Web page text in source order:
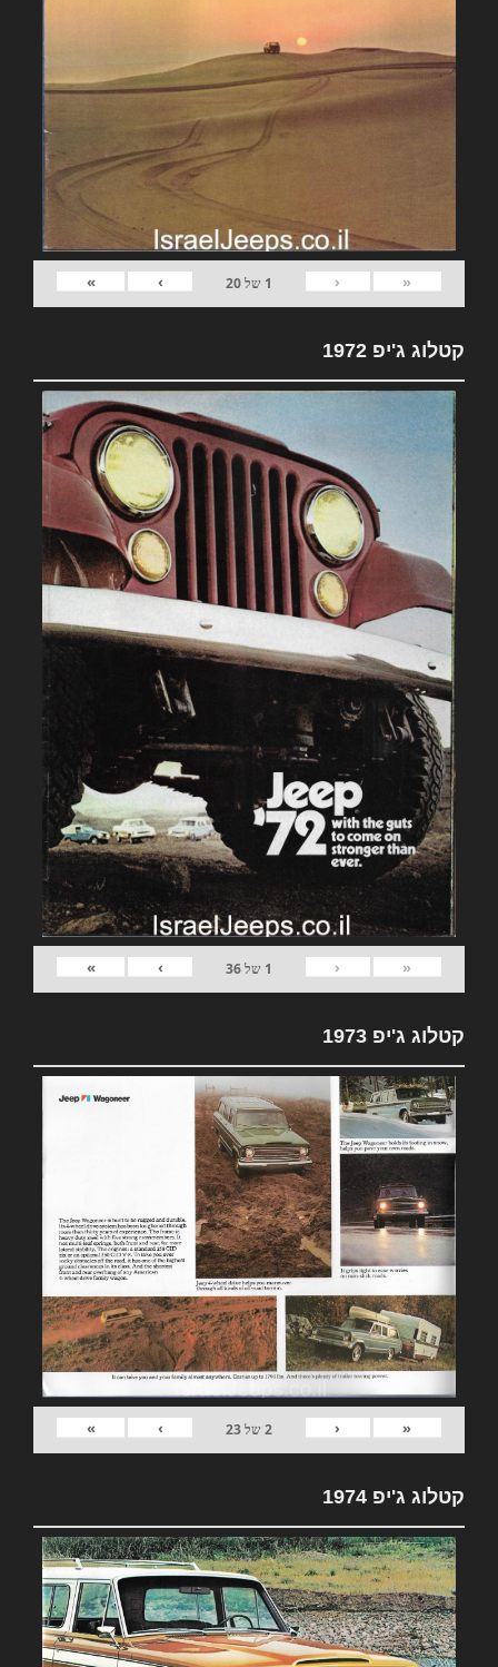
«
‹
1 של20
›
»
קטלוג ג'יפ 1972
«
‹
1 של36
›
»
קטלוג ג'יפ 1973
«
‹
2של23
›
»
קטלוג ג'יפ 1974